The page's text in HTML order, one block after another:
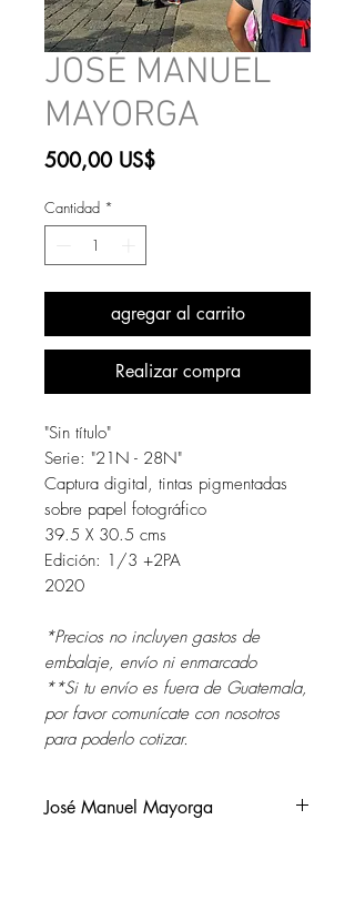
JOSÉ MANUEL
MAYORGA
500,00 US$Precio
Cantidad *
agregar al carrito
Realizar compra
"Sin título"
Serie: "21N - 28N"
Captura digital, tintas pigmentadas
sobre papel fotográfico
39.5 X 30.5 cms
Edición: 1/3 +2PA
2020
*Precios no incluyen gastos de
embalaje, envío ni enmarcado
**Si tu envío es fuera de Guatemala,
por favor comunícate con nosotros
para poderlo cotizar.
José Manuel Mayorga